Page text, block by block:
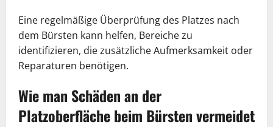
Eine regelmäßige Überprüfung des Platzes nach
dem Bürsten kann helfen, Bereiche zu
identifizieren, die zusätzliche Aufmerksamkeit oder
Reparaturen benötigen.
Wie man Schäden an der
Platzoberfläche beim Bürsten vermeidet